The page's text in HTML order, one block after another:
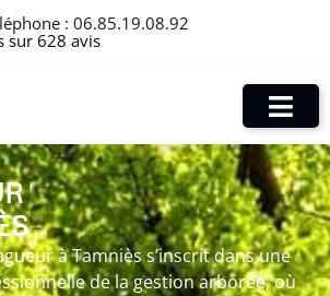
: 06.85.19.08.92
sur 628 avis
à Tamniès s’inscrit dans une
de la gestion arborée, où